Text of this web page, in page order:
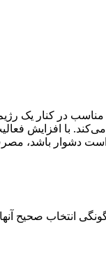
در کنار یک
با افزایش
است دشوار
انتخاب صحیح